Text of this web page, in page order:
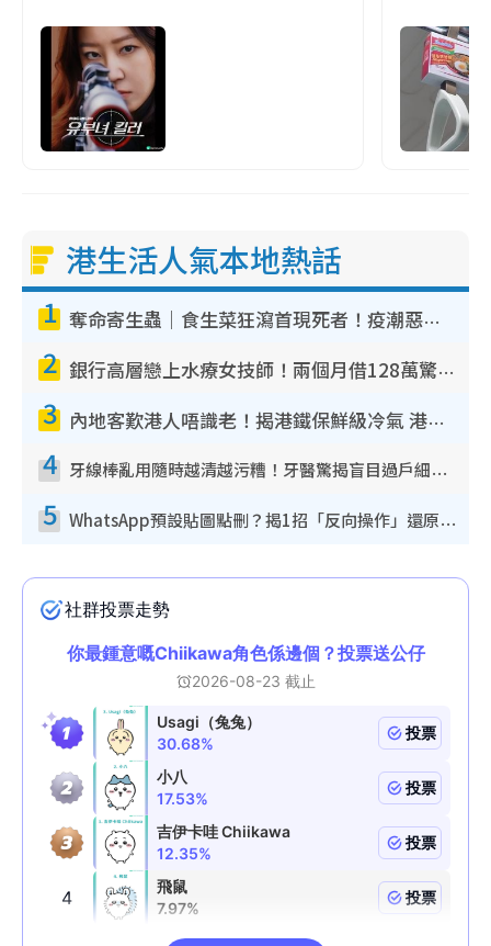
港生活人氣本地熱話
1 奪命寄生蟲｜食生菜狂瀉首現死者！疫潮惡化錄1.8萬宗病例 揭洗菜3大謬誤
2 銀行高層戀上水療女技師！兩個月借128萬驚覺「沉船」沉落火海 揭背後疑似邪教操控賣淫
3 內地客歎港人唔識老！揭港鐵保鮮級冷氣 港人求放過：咪投訴
4 牙線棒亂用隨時越清越污糟！牙醫驚揭盲目過戶細菌恐致蛀牙：呢種先係日常真保養
5 WhatsApp預設貼圖點刪？揭1招「反向操作」還原簡潔介面 附3步實測教學